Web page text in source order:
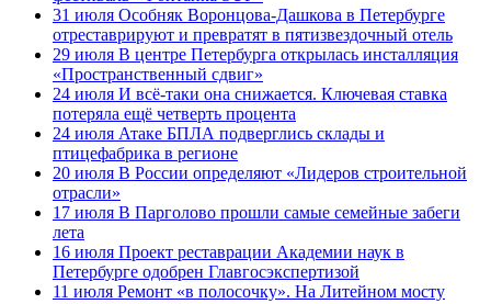
31 июля Особняк Воронцова-Дашкова в Петербурге
отреставрируют и превратят в пятизвездочный отель
29 июля В центре Петербурга открылась инсталляция
«Пространственный сдвиг»
24 июля И всё-таки она снижается. Ключевая ставка
потеряла ещё четверть процента
24 июля Атаке БПЛА подверглись склады и
птицефабрика в регионе
20 июля В России определяют «Лидеров строительной
отрасли»
17 июля В Парголово прошли самые семейные забеги
лета
16 июля Проект реставрации Академии наук в
Петербурге одобрен Главгосэкспертизой
11 июля Ремонт «в полосочку». На Литейном мосту